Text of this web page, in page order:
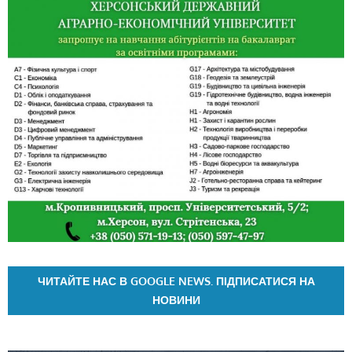
ЧИТАЙТЕ НАС В GOOGLE NEWS. ПІДПИСАТИСЯ НА
НОВИНИ